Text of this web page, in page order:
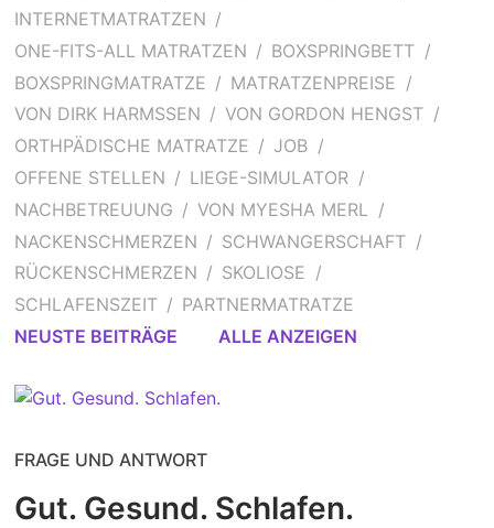
INTERNETMATRATZEN
ONE-FITS-ALL MATRATZEN
BOXSPRINGBETT
BOXSPRINGMATRATZE
MATRATZENPREISE
VON DIRK HARMSSEN
VON GORDON HENGST
ORTHPÄDISCHE MATRATZE
JOB
OFFENE STELLEN
LIEGE-SIMULATOR
NACHBETREUUNG
VON MYESHA MERL
NACKENSCHMERZEN
SCHWANGERSCHAFT
RÜCKENSCHMERZEN
SKOLIOSE
SCHLAFENSZEIT
PARTNERMATRATZE
NEUSTE BEITRÄGE
ALLE ANZEIGEN
FRAGE UND ANTWORT
Gut. Gesund. Schlafen.